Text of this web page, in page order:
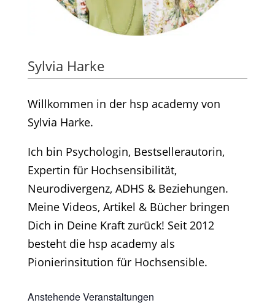
Sylvia Harke
Willkommen in der hsp academy von
Sylvia Harke.
Ich bin Psychologin, Bestsellerautorin,
Expertin für Hochsensibilität,
Neurodivergenz, ADHS & Beziehungen.
Meine Videos, Artikel & Bücher bringen
Dich in Deine Kraft zurück! Seit 2012
besteht die hsp academy als
Pionierinsitution für Hochsensible.
Anstehende Veranstaltungen